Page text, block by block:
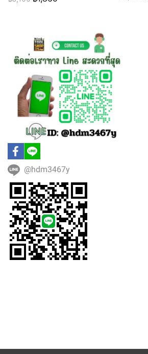
@hdm3467y